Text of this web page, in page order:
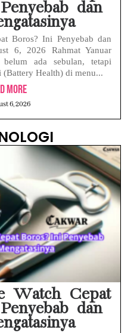
dan
Boros? Ini Penyebab dan
6, 2026 Rahmat Yanuar
ada sebulan, tetapi
(Battery Health) di menu...
More
6, 2026
Watch Cepat
dan